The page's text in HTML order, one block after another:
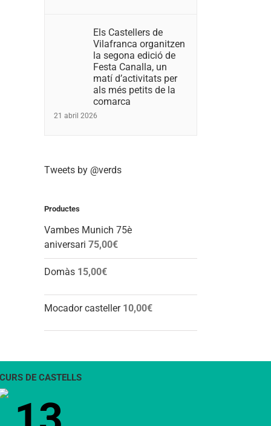
Els Castellers de
Vilafranca organitzen
la segona edició de
Festa Canalla, un
matí d’activitats per
als més petits de la
comarca
21 abril 2026
Tweets by @verds
Productes
Vambes Munich 75è
aniversari 75,00€
Domàs 15,00€
Mocador casteller 10,00€
DE CASTELLS